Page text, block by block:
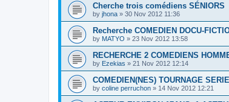
Cherche trois comédiens SÉNIORS
by jhona » 30 Nov 2012 11:36
Recherche COMEDIEN DOCU-
by MATYO » 23 Nov 2012 13:58
RECHERCHE 2 COMEDIENS
by Ezekias » 21 Nov 2012 12:14
COMEDIEN(NES) TOURNAGE SERIE
by coline perruchon » 14 Nov 2012 12:21